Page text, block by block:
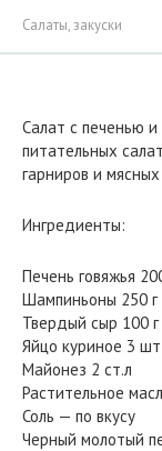
Салаты, закуски
Салат с печенью
питательных
гарниров и
Ингредиенты:
Печень говяжья
Шампиньоны 250 г
Твердый сыр 100 г
Яйцо куриное 3 шт
Майонез 2 ст.л
Растительное
Соль — по вкусу
Черный молотый